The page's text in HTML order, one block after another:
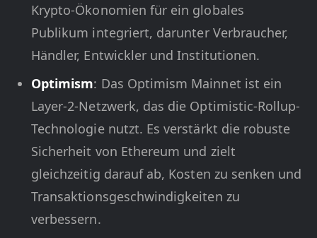
Krypto-Ökonomien für ein globales
Publikum integriert, darunter Verbraucher,
Händler, Entwickler und Institutionen.
Optimism: Das Optimism Mainnet ist ein
Layer-2-Netzwerk, das die Optimistic-Rollup-
Technologie nutzt. Es verstärkt die robuste
Sicherheit von Ethereum und zielt
gleichzeitig darauf ab, Kosten zu senken und
Transaktionsgeschwindigkeiten zu
verbessern.